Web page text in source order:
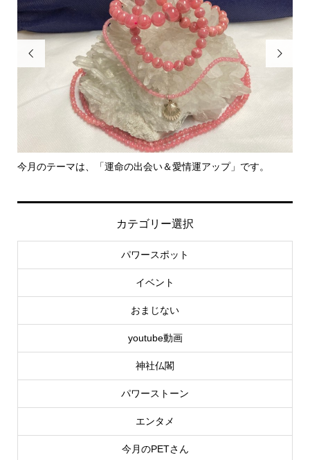

今月のテーマは、「運命の出会い＆愛情運アップ」です。

カテゴリー選択
パワースポット
イベント
おまじない
youtube動画
神社仏閣
パワーストーン
エンタメ
今月のPETさん